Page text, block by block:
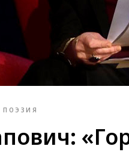
ПОЭЗИЯ